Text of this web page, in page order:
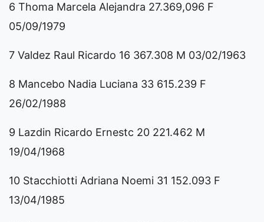
6 Thoma Marcela Alejandra 27.369,096 F
05/09/1979
7 Valdez Raul Ricardo 16 367.308 M 03/02/1963
8 Mancebo Nadia Luciana 33 615.239 F
26/02/1988
9 Lazdin Ricardo Ernestc 20 221.462 M
19/04/1968
10 Stacchiotti Adriana Noemi 31 152.093 F
13/04/1985